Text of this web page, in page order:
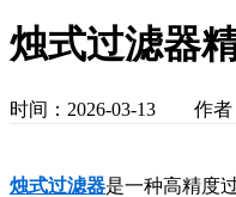
烛式过滤器
时间：2026-03-13 作者
烛式过滤器是一种高精度